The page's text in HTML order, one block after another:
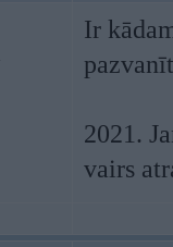
Ir
2021.
vairs